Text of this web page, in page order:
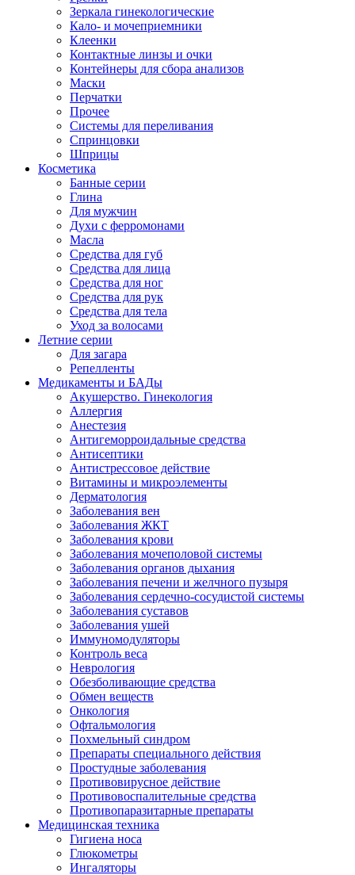
Зеркала гинекологические
Кало- и мочеприемники
Клеенки
Контактные линзы и очки
Контейнеры для сбора анализов
Маски
Перчатки
Прочее
Системы для переливания
Спринцовки
Шприцы
Косметика
Банные серии
Глина
Для мужчин
Духи с ферромонами
Масла
Средства для губ
Средства для лица
Средства для ног
Средства для рук
Средства для тела
Уход за волосами
Летние серии
Для загара
Репелленты
Медикаменты и БАДы
Акушерство. Гинекология
Аллергия
Анестезия
Антигеморроидальные средства
Антисептики
Антистрессовое действие
Витамины и микроэлементы
Дерматология
Заболевания вен
Заболевания ЖКТ
Заболевания крови
Заболевания мочеполовой системы
Заболевания органов дыхания
Заболевания печени и желчного пузыря
Заболевания сердечно-сосудистой системы
Заболевания суставов
Заболевания ушей
Иммуномодуляторы
Контроль веса
Неврология
Обезболивающие средства
Обмен веществ
Онкология
Офтальмология
Похмельный синдром
Препараты специального действия
Простудные заболевания
Противовирусное действие
Противовоспалительные средства
Противопаразитарные препараты
Медицинская техника
Гигиена носа
Глюкометры
Ингаляторы